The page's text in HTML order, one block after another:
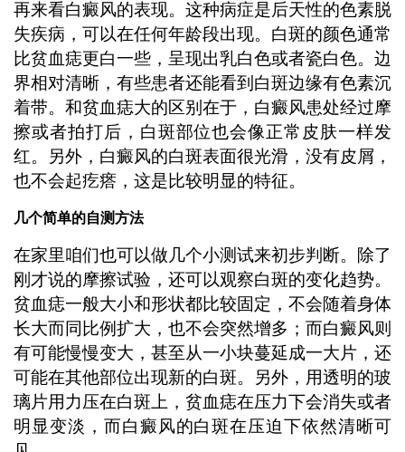
再来看白癜风的表现。这种病症是后天性的色素脱
失疾病，可以在任何年龄段出现。白斑的颜色通常
比贫血痣更白一些，呈现出乳白色或者瓷白色。边
界相对清晰，有些患者还能看到白斑边缘有色素沉
着带。和贫血痣大的区别在于，白癜风患处经过摩
擦或者拍打后，白斑部位也会像正常皮肤一样发
红。另外，白癜风的白斑表面很光滑，没有皮屑，
也不会起疙瘩，这是比较明显的特征。
几个简单的自测方法
在家里咱们也可以做几个小测试来初步判断。除了
刚才说的摩擦试验，还可以观察白斑的变化趋势。
贫血痣一般大小和形状都比较固定，不会随着身体
长大而同比例扩大，也不会突然增多；而白癜风则
有可能慢慢变大，甚至从一小块蔓延成一大片，还
可能在其他部位出现新的白斑。另外，用透明的玻
璃片用力压在白斑上，贫血痣在压力下会消失或者
明显变淡，而白癜风的白斑在压迫下依然清晰可